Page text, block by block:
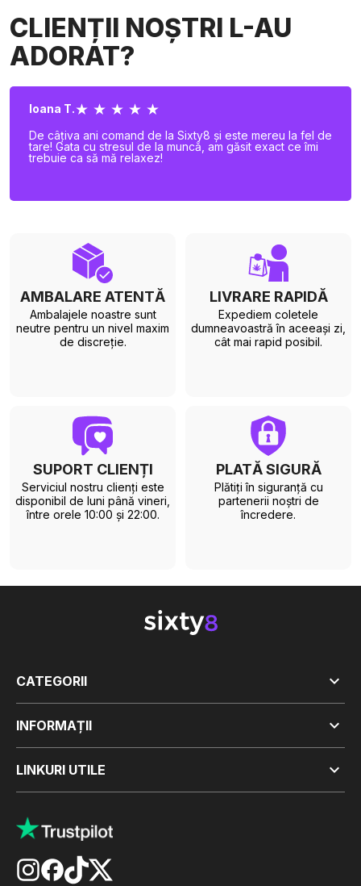
CLIENȚII NOȘTRI L-AU
ADORAT?
Ioana T.★ ★ ★ ★ ★
De câțiva ani comand de la Sixty8 și este mereu la fel de
tare! Gata cu stresul de la muncă, am găsit exact ce îmi
trebuie ca să mă relaxez!
AMBALARE ATENTĂ
Ambalajele noastre sunt
neutre pentru un nivel maxim
de discreție.
LIVRARE RAPIDĂ
Expediem coletele
dumneavoastră în aceeași zi,
cât mai rapid posibil.
SUPORT CLIENȚI
Serviciul nostru clienți este
disponibil de luni până vineri,
între orele 10:00 și 22:00.
PLATĂ SIGURĂ
Plătiți în siguranță cu
partenerii noștri de
încredere.
CATEGORII 
INFORMAȚII 
LINKURI UTILE 